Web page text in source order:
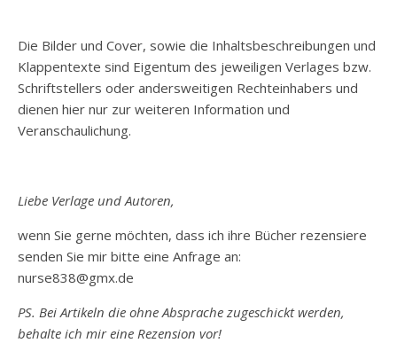
Die Bilder und Cover, sowie die Inhaltsbeschreibungen und
Klappentexte sind Eigentum des jeweiligen Verlages bzw.
Schriftstellers oder andersweitigen Rechteinhabers und
dienen hier nur zur weiteren Information und
Veranschaulichung.
Liebe Verlage und Autoren,
wenn Sie gerne möchten, dass ich ihre Bücher rezensiere
senden Sie mir bitte eine Anfrage an:
nurse838@gmx.de
PS. Bei Artikeln die ohne Absprache zugeschickt werden,
behalte ich mir eine Rezension vor!